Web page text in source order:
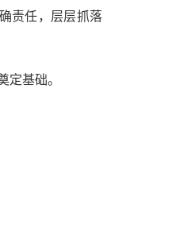
责任，层层抓落
定基础。